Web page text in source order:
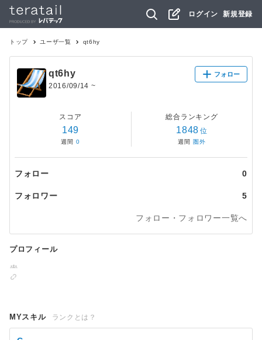
ログイン 新規登録
トップ ユーザ一覧 qt6hy
qt6hy
2016/09/14 ~
フォロー
スコア
149
週間 0
総合ランキング
1848 位
週間 圏外
フォロー 0
フォロワー 5
フォロー・フォロワー一覧へ
プロフィール
MYスキル ランクとは？